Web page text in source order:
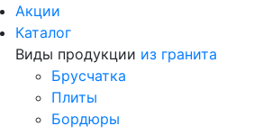
Акции
Каталог
Виды продукции из гранита
Брусчатка
Плиты
Бордюры